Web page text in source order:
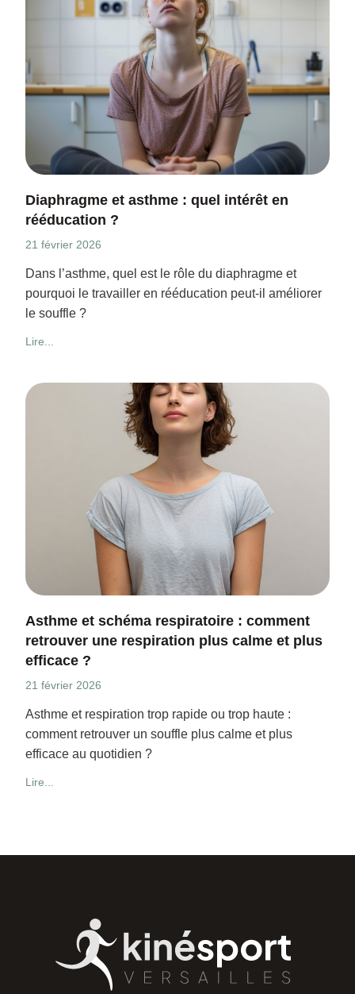
Diaphragme et asthme : quel intérêt en
rééducation ?
21 février 2026
Dans l’asthme, quel est le rôle du diaphragme et
pourquoi le travailler en rééducation peut-il améliorer
le souffle ?
Lire...
Asthme et schéma respiratoire : comment
retrouver une respiration plus calme et plus
efficace ?
21 février 2026
Asthme et respiration trop rapide ou trop haute :
comment retrouver un souffle plus calme et plus
efficace au quotidien ?
Lire...